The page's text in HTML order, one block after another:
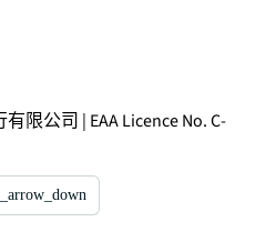
限公司 | EAA Licence No. C-